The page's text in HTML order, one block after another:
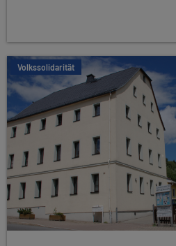
Volkssolidarität